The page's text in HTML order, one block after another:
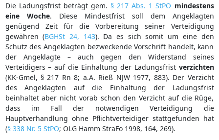
Die Ladungsfrist beträgt gem. § 217 Abs. 1 StPO mindestens
eine Woche. Diese Mindestfrist soll dem Angeklagten
genügend Zeit für die Vorbereitung seiner Verteidigung
gewähren (BGHSt 24, 143). Da es sich somit um eine den
Schutz des Angeklagten bezweckende Vorschrift handelt, kann
der Angeklagte – auch gegen den Widerstand seines
Verteidigers – auf die Einhaltung der Ladungsfrist verzichten
(KK-Gmel, § 217 Rn 8; a.A. Rieß NJW 1977, 883). Der Verzicht
des Angeklagten auf die Einhaltung der Ladungsfrist
beinhaltet aber nicht vorab schon den Verzicht auf die Rüge,
dass im Fall der notwendigen Verteidigung die
Hauptverhandlung ohne Pflichtverteidiger stattgefunden hat
(§ 338 Nr. 5 StPO; OLG Hamm StraFo 1998, 164, 269).